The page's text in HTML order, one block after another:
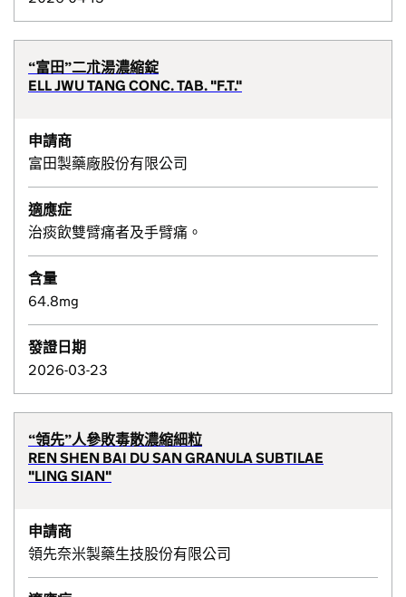
“富田”二朮湯濃縮錠
ELL JWU TANG CONC. TAB. "F.T."
申請商
富田製藥廠股份有限公司
適應症
治痰飲雙臂痛者及手臂痛。
含量
64.8mg
發證日期
2026-03-23
“領先”人參敗毒散濃縮細粒
REN SHEN BAI DU SAN GRANULA SUBTILAE
"LING SIAN"
申請商
領先奈米製藥生技股份有限公司